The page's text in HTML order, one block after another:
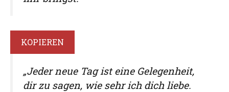
KOPIEREN
„Jeder neue Tag ist eine Gelegenheit,
dir zu sagen, wie sehr ich dich liebe.